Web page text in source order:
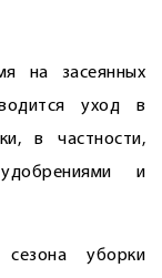
на засеянных
уход в
в частности,
и
уборки